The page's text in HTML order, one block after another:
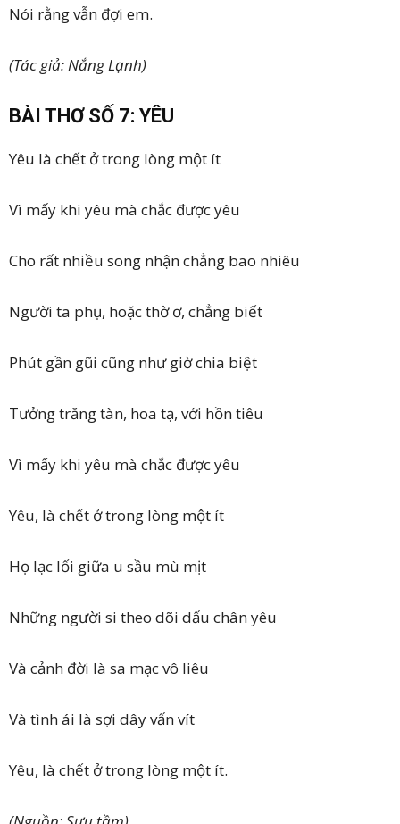
Nói rằng vẫn đợi em.
(Tác giả: Nắng Lạnh)
BÀI THƠ SỐ 7: YÊU
Yêu là chết ở trong lòng một ít
Vì mấy khi yêu mà chắc được yêu
Cho rất nhiều song nhận chẳng bao nhiêu
Người ta phụ, hoặc thờ ơ, chẳng biết
Phút gần gũi cũng như giờ chia biệt
Tưởng trăng tàn, hoa tạ, với hồn tiêu
Vì mấy khi yêu mà chắc được yêu
Yêu, là chết ở trong lòng một ít
Họ lạc lối giữa u sầu mù mịt
Những người si theo dõi dấu chân yêu
Và cảnh đời là sa mạc vô liêu
Và tình ái là sợi dây vấn vít
Yêu, là chết ở trong lòng một ít.